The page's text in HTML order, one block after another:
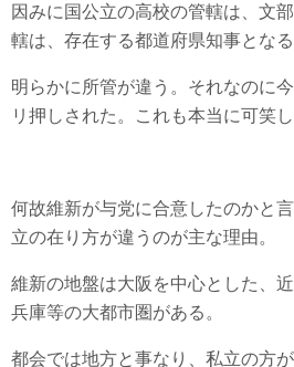
因みに国公立の高校の管轄は、文
轄は、存在する都道府県知事となる
明らかに所管が違う。それなのに
リ押しされた。これも本当に可笑し
何故維新が与党に合意したのかと
立の在り方が違うのが主な理由。
維新の地盤は大阪を中心とした、
兵庫等の大都市圏がある。
都会では地方と事なり、私立の方が